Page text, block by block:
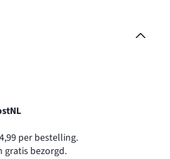
per bestelling.
gratis bezorgd.